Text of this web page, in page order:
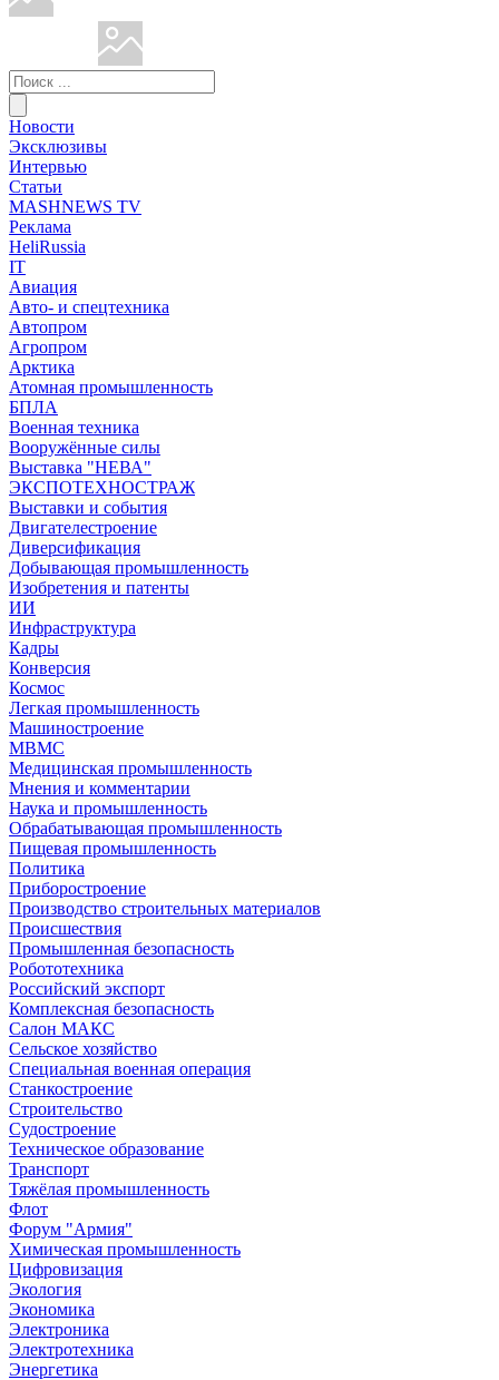
Новости
Эксклюзивы
Интервью
Статьи
MASHNEWS TV
Реклама
HeliRussia
IT
Авиация
Авто- и спецтехника
Автопром
Агропром
Арктика
Атомная промышленность
БПЛА
Военная техника
Вооружённые силы
Выставка "НЕВА"
ЭКСПОТЕХНОСТРАЖ
Выставки и события
Двигателестроение
Диверсификация
Добывающая промышленность
Изобретения и патенты
ИИ
Инфраструктура
Кадры
Конверсия
Космос
Легкая промышленность
Машиностроение
МВМС
Медицинская промышленность
Мнения и комментарии
Наука и промышленность
Обрабатывающая промышленность
Пищевая промышленность
Политика
Приборостроение
Производство строительных материалов
Происшествия
Промышленная безопасность
Робототехника
Российский экспорт
Комплексная безопасность
Салон МАКС
Сельское хозяйство
Специальная военная операция
Станкостроение
Строительство
Судостроение
Техническое образование
Транспорт
Тяжёлая промышленность
Флот
Форум "Армия"
Химическая промышленность
Цифровизация
Экология
Экономика
Электроника
Электротехника
Энергетика